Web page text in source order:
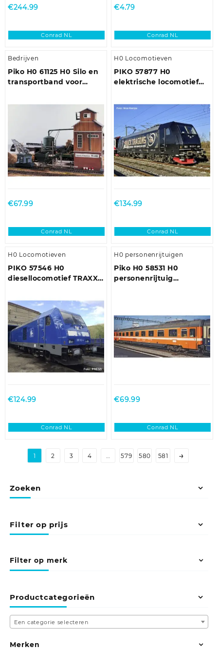
€244.99
Conrad NL
€4.79
Conrad NL
Bedrijven
Piko H0 61125 H0 Silo en
transportband voor
€67.99
Conrad NL
H0 Locomotieven
PIKO 57877 H0
elektrische locomotief
VI.
€134.99
Conrad NL
H0 Locomotieven
PIKO 57546 H0
diesellocomotief TRAXX
€124.99
Conrad NL
H0 personenrijtuigen
Piko H0 58531 H0
personenrijtuig
€69.99
Conrad NL
1 2 3 4 … 579 580 581 →
Zoeken
Filter op prijs
Filter op merk
Productcategorieën
Een categorie selecteren
Merken